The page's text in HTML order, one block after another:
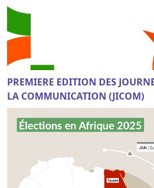
PREMIERE EDITION DES
LA COMMUNICATION (JICOM)